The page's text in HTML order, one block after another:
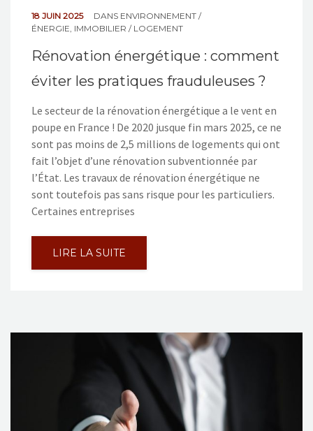
18 JUIN 2025 DANS ENVIRONNEMENT /
ÉNERGIE, IMMOBILIER / LOGEMENT
Rénovation énergétique : comment
éviter les pratiques frauduleuses ?
Le secteur de la rénovation énergétique a le vent en
poupe en France ! De 2020 jusque fin mars 2025, ce ne
sont pas moins de 2,5 millions de logements qui ont
fait l’objet d’une rénovation subventionnée par
l’État. Les travaux de rénovation énergétique ne
sont toutefois pas sans risque pour les particuliers.
Certaines entreprises
LIRE LA SUITE